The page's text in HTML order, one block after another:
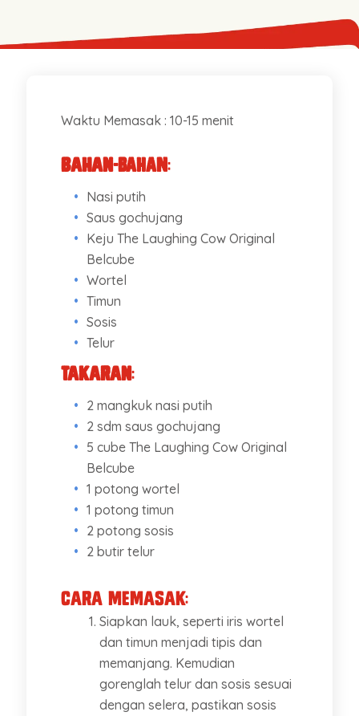
Waktu Memasak : 10-15 menit
Bahan-bahan:
Nasi putih
Saus gochujang
Keju The Laughing Cow Original
Belcube
Wortel
Timun
Sosis
Telur
Takaran:
2 mangkuk nasi putih
2 sdm saus gochujang
5 cube The Laughing Cow Original
Belcube
1 potong wortel
1 potong timun
2 potong sosis
2 butir telur
Cara Memasak:
Siapkan lauk, seperti iris wortel
dan timun menjadi tipis dan
memanjang. Kemudian
gorenglah telur dan sosis sesuai
dengan selera, pastikan sosis